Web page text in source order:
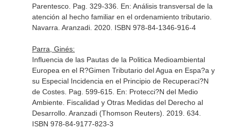
Parentesco. Pag. 329-336. En: Análisis transversal de la
atención al hecho familiar en el ordenamiento tributario.
Navarra. Aranzadi. 2020. ISBN 978-84-1346-916-4
Parra, Ginés:
Influencia de las Pautas de la Politica Medioambiental
Europea en el R?Gimen Tributario del Agua en Espa?a y
su Especial Incidencia en el Principio de Recuperaci?N
de Costes. Pag. 599-615. En: Protecci?N del Medio
Ambiente. Fiscalidad y Otras Medidas del Derecho al
Desarrollo. Aranzadi (Thomson Reuters). 2019. 634.
ISBN 978-84-9177-823-3